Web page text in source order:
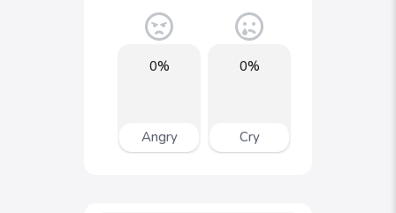
0%
Cry
0%
Angry